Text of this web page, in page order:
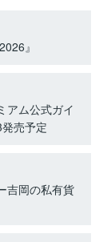
』
アム公式ガイ
売予定
吉岡の私有貨